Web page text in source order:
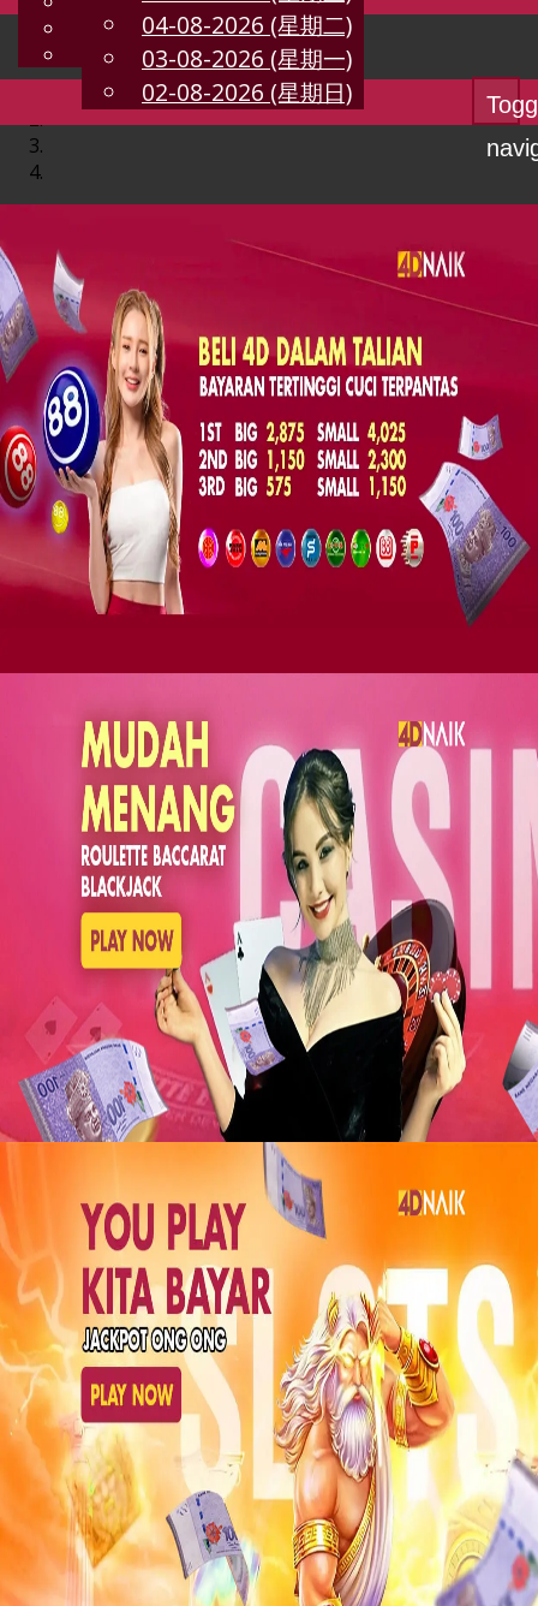
CN
Chinese
Malay
04-08-2026 (星期二)
03-08-2026 (星期一)
02-08-2026 (星期日)